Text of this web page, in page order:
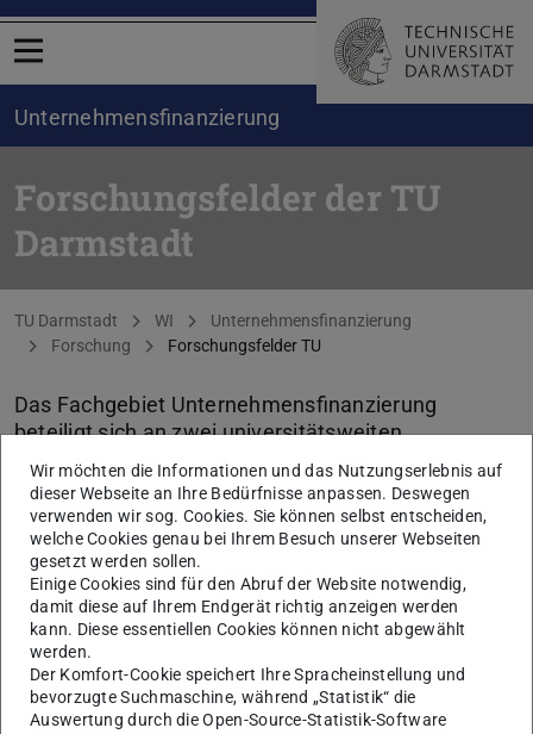
Menü öffnen
Unternehmensfinanzierung
Forschungsfelder der TU
Darmstadt
Sie befinden sich hier:
TU Darmstadt WI
Unternehmensfinanzierung
Forschung
Forschungsfelder TU
Das Fachgebiet Unternehmensfinanzierung
beteiligt sich an zwei universitätsweiten
Forschungsfeldern.
KONTAKT
Wir möchten die Informationen und das Nutzungserlebnis auf
dieser Webseite an Ihre Bedürfnisse anpassen. Deswegen
verwenden wir sog. Cookies. Sie können selbst entscheiden,
welche Cookies genau bei Ihrem Besuch unserer Webseiten
gesetzt werden sollen.
Einige Cookies sind für den Abruf der Website notwendig,
damit diese auf Ihrem Endgerät richtig anzeigen werden
kann. Diese essentiellen Cookies können nicht abgewählt
werden.
Der Komfort-Cookie speichert Ihre Spracheinstellung und
bevorzugte Suchmaschine, während „Statistik“ die
Auswertung durch die Open-Source-Statistik-Software